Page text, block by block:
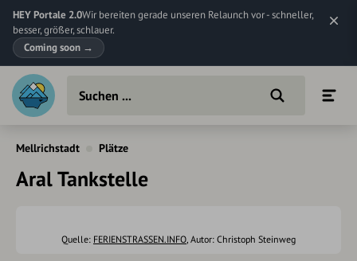
HEY Portale 2.0Wir bereiten gerade unseren Relaunch vor - schneller,
besser, größer, schlauer.
Coming soon →
Mellrichstadt Plätze
Aral Tankstelle
Quelle: FERIENSTRASSEN.INFO, Autor: Christoph Steinweg